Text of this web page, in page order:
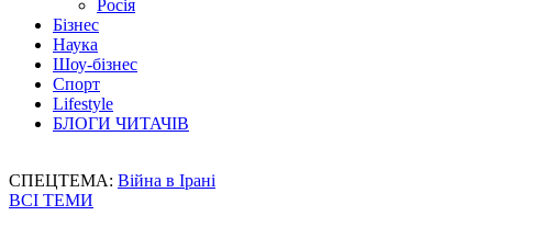
Росія
Бізнес
Наука
Шоу-бізнес
Спорт
Lifestyle
БЛОГИ ЧИТАЧІВ
СПЕЦТЕМА: Війна в Ірані
ВСІ ТЕМИ